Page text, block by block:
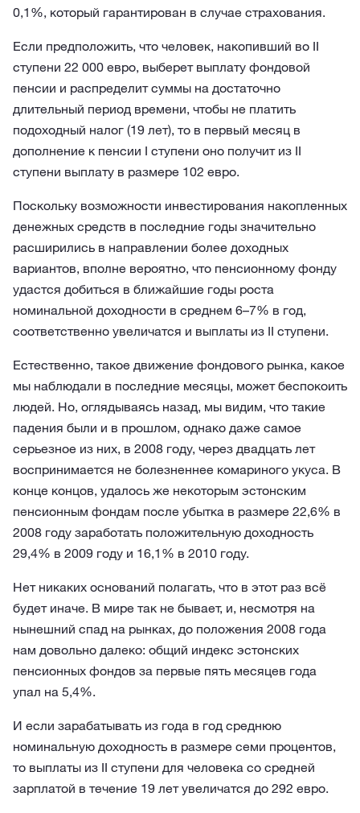
0,1%, который гарантирован в случае страхования.
Если предположить, что человек, накопивший во II
ступени 22 000 евро, выберет выплату фондовой
пенсии и распределит суммы на достаточно
длительный период времени, чтобы не платить
подоходный налог (19 лет), то в первый месяц в
дополнение к пенсии I ступени оно получит из II
ступени выплату в размере 102 евро.
Поскольку возможности инвестирования накопленных
денежных средств в последние годы значительно
расширились в направлении более доходных
вариантов, вполне вероятно, что пенсионному фонду
удастся добиться в ближайшие годы роста
номинальной доходности в среднем 6–7% в год,
соответственно увеличатся и выплаты из II ступени.
Естественно, такое движение фондового рынка, какое
мы наблюдали в последние месяцы, может беспокоить
людей. Но, оглядываясь назад, мы видим, что такие
падения были и в прошлом, однако даже самое
серьезное из них, в 2008 году, через двадцать лет
воспринимается не болезненнее комариного укуса. В
конце концов, удалось же некоторым эстонским
пенсионным фондам после убытка в размере 22,6% в
2008 году заработать положительную доходность
29,4% в 2009 году и 16,1% в 2010 году.
Нет никаких оснований полагать, что в этот раз всё
будет иначе. В мире так не бывает, и, несмотря на
нынешний спад на рынках, до положения 2008 года
нам довольно далеко: общий индекс эстонских
пенсионных фондов за первые пять месяцев года
упал на 5,4%.
И если зарабатывать из года в год среднюю
номинальную доходность в размере семи процентов,
то выплаты из II ступени для человека со средней
зарплатой в течение 19 лет увеличатся до 292 евро.